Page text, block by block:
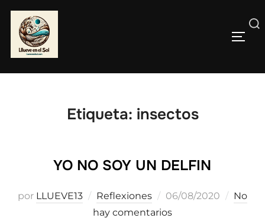
contenido
Buscar:
Etiqueta: insectos
YO NO SOY UN DELFIN
por LLUEVE13 Reflexiones
Publicado
el
06/08/2020
No
hay comentarios